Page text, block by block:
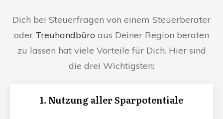
Dich bei Steuerfragen von einem Steuerberater
oder Treuhandbüro aus Deiner Region beraten
zu lassen hat viele Vorteile für Dich. Hier sind
die drei Wichtigsten:
1. Nutzung aller Sparpotentiale